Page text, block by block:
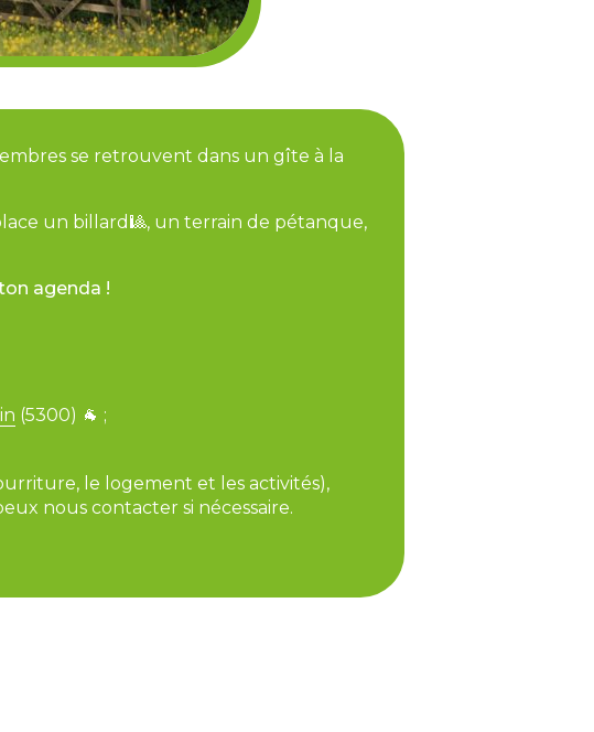
se retrouvent dans un gîte à la
un billard🎱, un terrain de pétanque,
agenda !
(5300) 🐐 ;
le logement et les activités),
nous contacter si nécessaire.